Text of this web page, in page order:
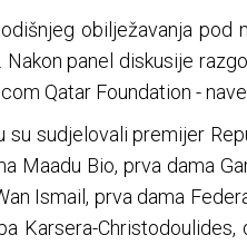
obilježavanja pod
panel diskusije
Qatar Foundation -
su sudjelovali premijer
Maadu Bio, prva dama
Ismail, prva dama
Karsera-